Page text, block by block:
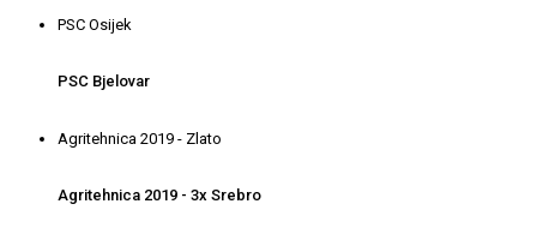
PSC Osijek
PSC Bjelovar
Agritehnica 2019 - Zlato
Agritehnica 2019 - 3x Srebro